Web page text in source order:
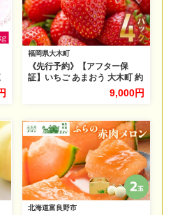
福岡県大木町
《先行予約》【アフター保
証】いちご あまおう 大木町 約
250g×4パック 合計1000g
【2027年1月～3月に順次出荷
9,000円
北海道富良野市